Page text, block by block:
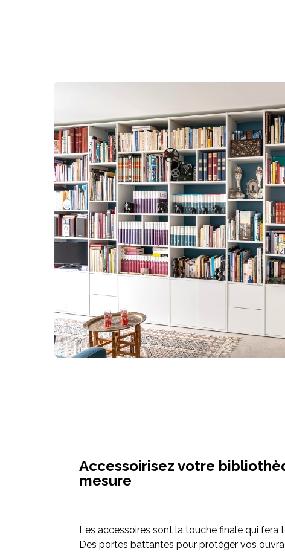
Accessoirisez votre
mesure
Les accessoires sont la touche finale qui fera
Des portes battantes pour protéger vos